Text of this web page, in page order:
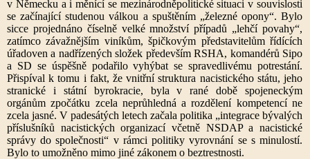
v Německu a i měnící se mezinárodněpolitické situaci v souvislosti
se začínající studenou válkou a spuštěním „železné opony“. Bylo
sicce projednáno číselně velké množství případů „lehčí povahy“,
zatímco závažnějším viníkům, špičkovým představitelům řídících
úřadoven a nadřízených složek především RSHA, komandérů Sipo
a SD se úspěšně podařilo vyhýbat se spravedlivému potrestání.
Přispíval k tomu i fakt, že vnitřní struktura nacistického státu, jeho
stranické i státní byrokracie, byla v rané době spojeneckým
orgánům zpočátku zcela neprůhledná a rozdělení kompetencí ne
zcela jasné. V padesátých letech začala politika „integrace bývalých
příslušníků nacistických organizací včetně NSDAP a nacistické
správy do společnosti“ v rámci politiky vyrovnání se s minulostí.
Bylo to umožněno mimo jiné zákonem o beztrestnosti.